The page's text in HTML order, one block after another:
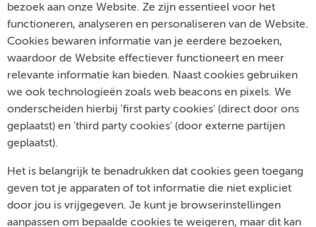
bezoek aan onze Website. Ze zijn essentieel voor het
functioneren, analyseren en personaliseren van de Website.
Cookies bewaren informatie van je eerdere bezoeken,
waardoor de Website effectiever functioneert en meer
relevante informatie kan bieden. Naast cookies gebruiken
we ook technologieën zoals web beacons en pixels. We
onderscheiden hierbij 'first party cookies' (direct door ons
geplaatst) en 'third party cookies' (door externe partijen
geplaatst).
Het is belangrijk te benadrukken dat cookies geen toegang
geven tot je apparaten of tot informatie die niet expliciet
door jou is vrijgegeven. Je kunt je browserinstellingen
aanpassen om bepaalde cookies te weigeren, maar dit kan